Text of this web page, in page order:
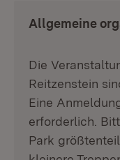
Allgemeine
Die
Reitzenstein
Eine
erforderlich.
Park